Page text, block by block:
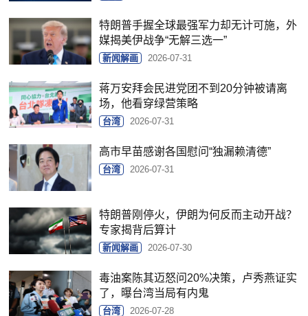
特朗普手握全球最强军力却无计可施，外
媒揭美伊战争“无解三选一”
新闻解画 2026-07-31
蒋万安拜会民进党团不到20分钟被请离
场，他看穿绿营策略
台湾 2026-07-31
高市早苗感谢各国慰问“独漏赖清德”
台湾 2026-07-31
特朗普刚停火，伊朗为何反而主动开战？
专家揭背后算计
新闻解画 2026-07-30
毒油案陈其迈怒问20%决策，卢秀燕证实
了，曝台湾当局有内鬼
台湾 2026-07-28